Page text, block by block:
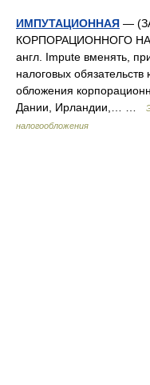
ИМПУТАЦИОННАЯ —
КОРПОРАЦИОННОГО
англ. Impute вменять,
налоговых
обложения
Дании, Ирландии,… …
налогообложения